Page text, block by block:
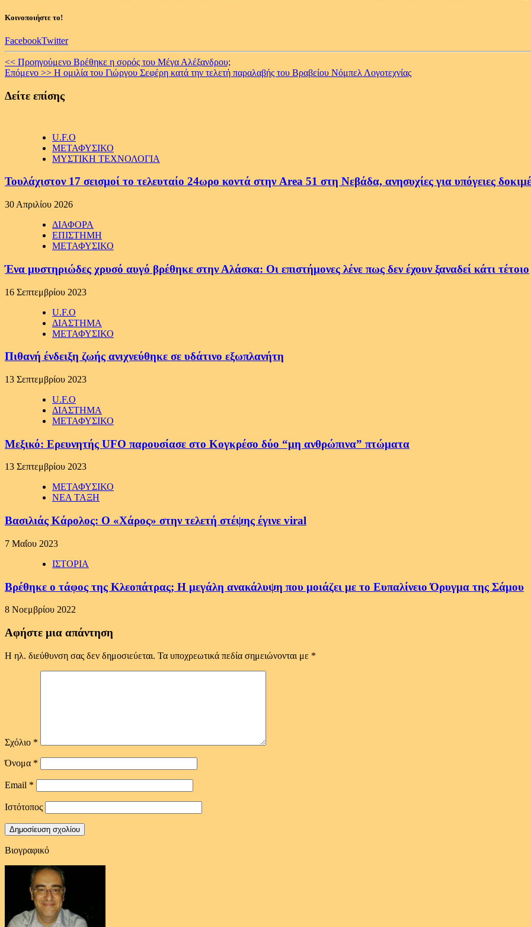
Κοινοποιήστε το!
FacebookTwitter
Continue
Reading
<< Προηγούμενο Βρέθηκε η σορός του Μέγα Αλέξανδρου;
Επόμενο >> Η ομιλία του Γιώργου Σεφέρη κατά την τελετή παραλαβής του Βραβείου Νόμπελ Λογοτεχνίας
Δείτε επίσης
U.F.O
ΜΕΤΑΦΥΣΙΚΟ
ΜΥΣΤΙΚΗ ΤΕΧΝΟΛΟΓΙΑ
Τουλάχιστον 17 σεισμοί το τελευταίο 24ωρο κοντά στην Area 51 στη Νεβάδα, ανησυχίες για υπόγειες
30 Απριλίου 2026
ΔΙΑΦΟΡΑ
ΕΠΙΣΤΗΜΗ
ΜΕΤΑΦΥΣΙΚΟ
Ένα μυστηριώδες χρυσό αυγό βρέθηκε στην Αλάσκα: Οι επιστήμονες λένε πως δεν έχουν ξαναδεί κάτι τέτοιο
16 Σεπτεμβρίου 2023
U.F.O
ΔΙΑΣΤΗΜΑ
ΜΕΤΑΦΥΣΙΚΟ
Πιθανή ένδειξη ζωής ανιχνεύθηκε σε υδάτινο εξωπλανήτη
13 Σεπτεμβρίου 2023
U.F.O
ΔΙΑΣΤΗΜΑ
ΜΕΤΑΦΥΣΙΚΟ
Μεξικό: Ερευνητής UFO παρουσίασε στο Κογκρέσο δύο “μη ανθρώπινα” πτώματα
13 Σεπτεμβρίου 2023
ΜΕΤΑΦΥΣΙΚΟ
ΝΕΑ ΤΑΞΗ
Βασιλιάς Κάρολος: Ο «Χάρος» στην τελετή στέψης έγινε viral
7 Μαΐου 2023
ΙΣΤΟΡΙΑ
Βρέθηκε ο τάφος της Κλεοπάτρας; H μεγάλη ανακάλυψη που μοιάζει με το Ευπαλίνειο Όρυγμα της Σάμου
8 Νοεμβρίου 2022
Αφήστε μια απάντηση
Η ηλ. διεύθυνση σας δεν δημοσιεύεται. Τα υποχρεωτικά πεδία σημειώνονται με *
Σχόλιο *
Όνομα *
Email *
Ιστότοπος
Βιογραφικό